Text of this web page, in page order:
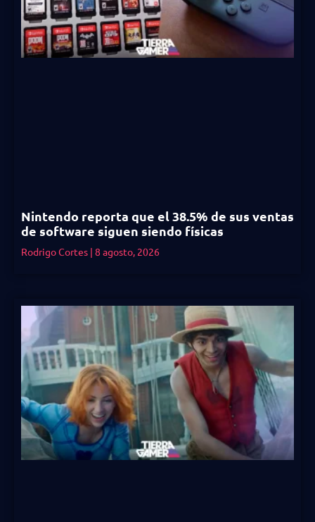
Nintendo reporta que el 38.5% de sus ventas
de software siguen siendo físicas
Rodrigo Cortes 8 agosto, 2026